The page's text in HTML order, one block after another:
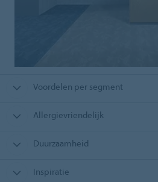
Voordelen per segment
Allergievriendelijk
Duurzaamheid
Inspiratie